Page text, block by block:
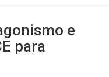
e
para